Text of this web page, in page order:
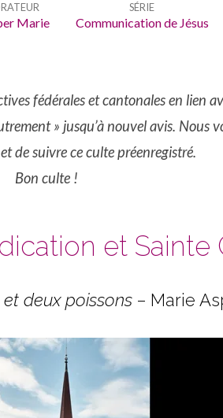
Marie
SÉRIE
Communication de Jésus
fédérales et cantonales en lien
» jusqu’à nouvel avis. Nous
de suivre ce culte préenregistré.
Bon culte !
et Sainte
deux poissons – Marie